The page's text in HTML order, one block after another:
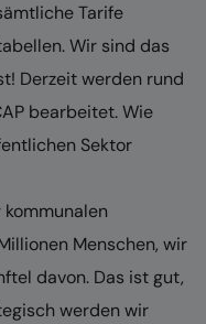
Tarife
Wir sind das
Derzeit werden rund
bearbeitet. Wie
Sektor
Menschen, wir
davon. Das ist gut,
werden wir